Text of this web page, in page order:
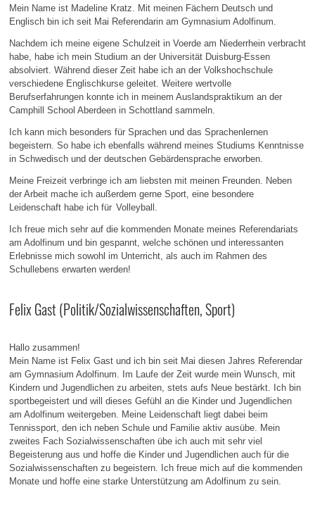
Mein Name ist Madeline Kratz. Mit meinen Fächern Deutsch und
Englisch bin ich seit Mai Referendarin am Gymnasium Adolfinum.
Nachdem ich meine eigene Schulzeit in Voerde am Niederrhein verbracht
habe, habe ich mein Studium an der Universität Duisburg-Essen
absolviert. Während dieser Zeit habe ich an der Volkshochschule
verschiedene Englischkurse geleitet. Weitere wertvolle
Berufserfahrungen konnte ich in meinem Auslandspraktikum an der
Camphill School Aberdeen in Schottland sammeln.
Ich kann mich besonders für Sprachen und das Sprachenlernen
begeistern. So habe ich ebenfalls während meines Studiums Kenntnisse
in Schwedisch und der deutschen Gebärdensprache erworben.
Meine Freizeit verbringe ich am liebsten mit meinen Freunden. Neben
der Arbeit mache ich außerdem gerne Sport, eine besondere
Leidenschaft habe ich für Volleyball.
Ich freue mich sehr auf die kommenden Monate meines Referendariats
am Adolfinum und bin gespannt, welche schönen und interessanten
Erlebnisse mich sowohl im Unterricht, als auch im Rahmen des
Schullebens erwarten werden!
Felix Gast (Politik/Sozialwissenschaften, Sport)
Hallo zusammen!
Mein Name ist Felix Gast und ich bin seit Mai diesen Jahres Referendar
am Gymnasium Adolfinum. Im Laufe der Zeit wurde mein Wunsch, mit
Kindern und Jugendlichen zu arbeiten, stets aufs Neue bestärkt. Ich bin
sportbegeistert und will dieses Gefühl an die Kinder und Jugendlichen
am Adolfinum weitergeben. Meine Leidenschaft liegt dabei beim
Tennissport, den ich neben Schule und Familie aktiv ausübe. Mein
zweites Fach Sozialwissenschaften übe ich auch mit sehr viel
Begeisterung aus und hoffe die Kinder und Jugendlichen auch für die
Sozialwissenschaften zu begeistern. Ich freue mich auf die kommenden
Monate und hoffe eine starke Unterstützung am Adolfinum zu sein.